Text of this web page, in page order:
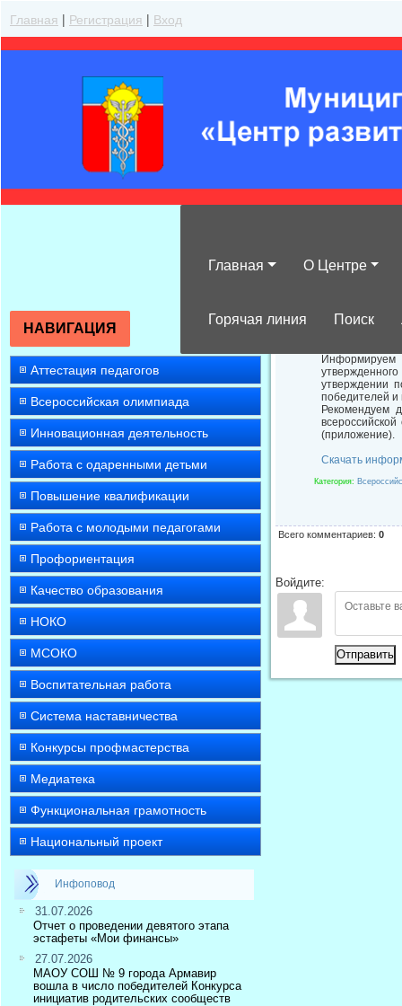
Главная | Регистрация | Вход
Главная О Центре
Горячая линия Поиск
НАВИГАЦИЯ
Аттестация педагогов
Всероссийская олимпиада
Инновационная деятельность
Работа с одаренными детьми
Повышение квалификации
Работа с молодыми педагогами
Профориентация
Качество образования
НОКО
МСОКО
Воспитательная работа
Система наставничества
Конкурсы профмастерства
Медиатека
Функциональная грамотность
Национальный проект
Инфоповод
31.07.2026
Отчет о проведении девятого этапа
эстафеты «Мои финансы»
27.07.2026
МАОУ СОШ № 9 города Армавир
вошла в число победителей Конкурса
инициатив родительских сообществ
Информируем
утверждении
победителей
Рекомендуем
(приложение).
Скачать
Категория:
Всего комментариев: 0
Войдите:
Отправить